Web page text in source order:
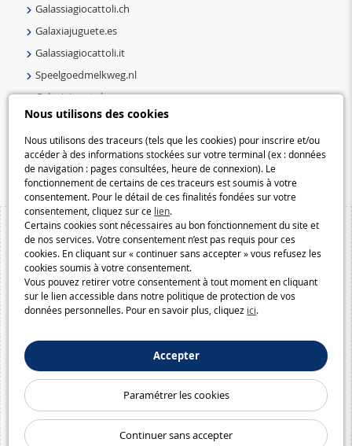
Nous utilisons des cookies
Nous utilisons des traceurs (tels que les cookies) pour inscrire et/ou
accéder à des informations stockées sur votre terminal (ex : données
de navigation : pages consultées, heure de connexion). Le
fonctionnement de certains de ces traceurs est soumis à votre
consentement. Pour le détail de ces finalités fondées sur votre
consentement, cliquez sur ce lien.
Certains cookies sont nécessaires au bon fonctionnement du site et
de nos services. Votre consentement n’est pas requis pour ces
cookies. En cliquant sur « continuer sans accepter » vous refusez les
cookies soumis à votre consentement.
Vous pouvez retirer votre consentement à tout moment en cliquant
sur le lien accessible dans notre politique de protection de vos
données personnelles. Pour en savoir plus, cliquez ici.
Accepter
Paramétrer les cookies
Continuer sans accepter
Galassiagiocattoli.ch
Galaxiajuguete.es
Galassiagiocattoli.it
Speelgoedmelkweg.nl
Galaxiejouets.be
Galaxiespielzeug.be
Speelgoedmelkweg.be
Macway.com